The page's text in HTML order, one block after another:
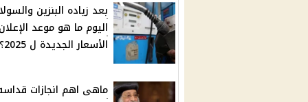
بعد زياده البنزين
اليوم ما هو موعد
الأسعار الجديدة ل 2025؟
ماهى اهم انجازات